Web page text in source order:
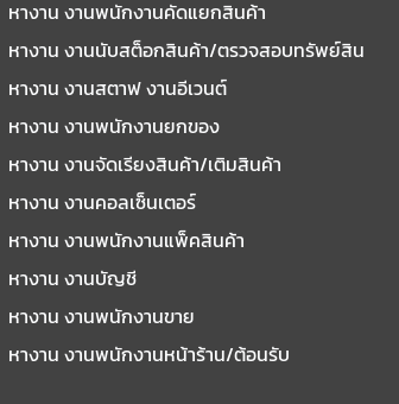
หางาน งานพนักงานคัดแยกสินค้า
หางาน งานนับสต็อกสินค้า/ตรวจสอบทรัพย์สิน
หางาน งานสตาฟ งานอีเวนต์
หางาน งานพนักงานยกของ
หางาน งานจัดเรียงสินค้า/เติมสินค้า
หางาน งานคอลเซ็นเตอร์
หางาน งานพนักงานแพ็คสินค้า
หางาน งานบัญชี
หางาน งานพนักงานขาย
หางาน งานพนักงานหน้าร้าน/ต้อนรับ